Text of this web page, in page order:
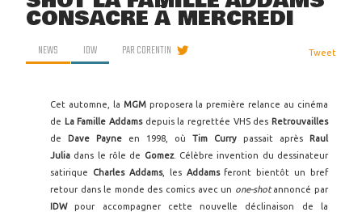
CONSACRÉ À MERCREDI
NEWS IDW PARCORENTIN Tweet
Cet automne, la MGMproposera la première relance au cinéma
de La Famille Addams depuis la regrettée VHS des Retrouvailles
de Dave Payne en 1998, où Tim Curry passait après Raul
Julia dans le rôle de Gomez. Célèbre invention du dessinateur
satirique Charles Addams, les Addamsferont bientôt un bref
retour dans le monde des comics avec un one-shotannoncé par
IDWpour accompagner cette nouvelle déclinaison de la